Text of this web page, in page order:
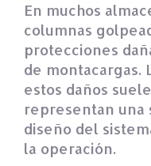
En muchos
columnas
protecciones
de montacargas.
estos daños
representan una
diseño del
la operación.